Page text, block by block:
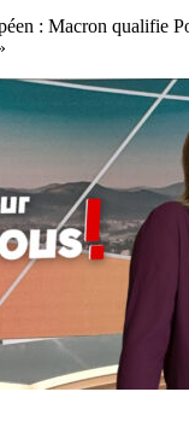
: Macron qualifie